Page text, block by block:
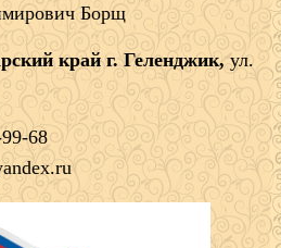
Борщ
край г. Геленджик, ул.
68